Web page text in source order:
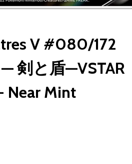
V #080/172
剣と盾—VSTAR
Near Mint